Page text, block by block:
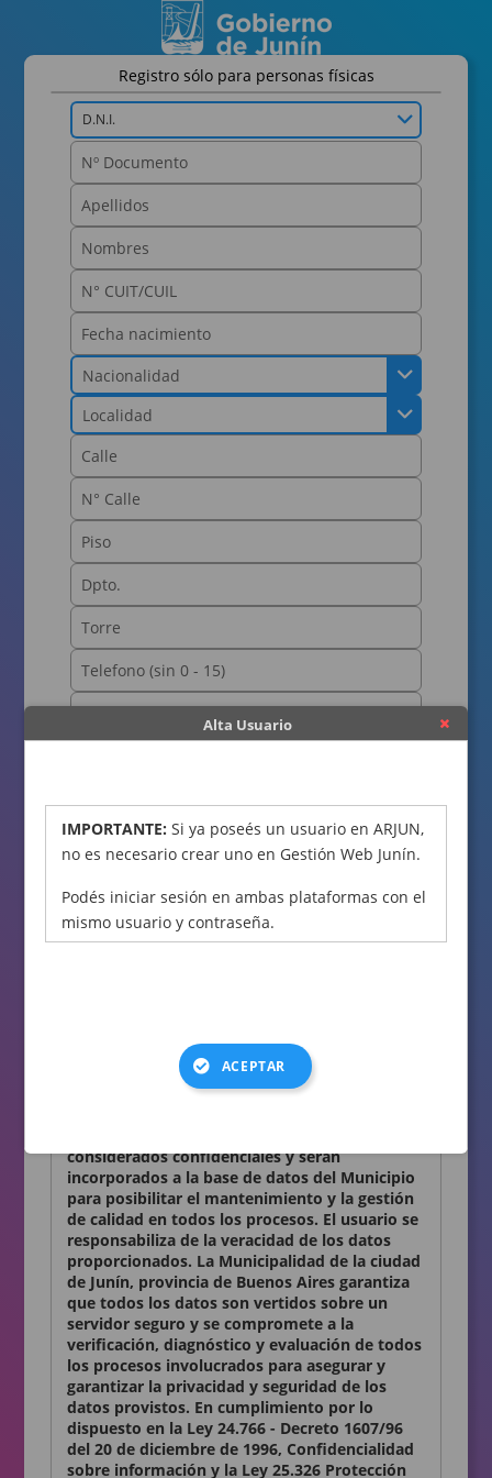
Registro sólo para personas físicas
D.N.I.
Términos y condiciones
Declaro conocer y aceptar lo establecido en la
considerados confidenciales y serán
incorporados a la base de datos del Municipio
para posibilitar el mantenimiento y la gestión
de calidad en todos los procesos. El usuario se
responsabiliza de la veracidad de los datos
proporcionados. La Municipalidad de la ciudad
de Junín, provincia de Buenos Aires garantiza
que todos los datos son vertidos sobre un
servidor seguro y se compromete a la
verificación, diagnóstico y evaluación de todos
los procesos involucrados para asegurar y
garantizar la privacidad y seguridad de los
datos provistos. En cumplimiento por lo
dispuesto en la Ley 24.766 - Decreto 1607/96
del 20 de diciembre de 1996, Confidencialidad
sobre información y la Ley 25.326 Protección
Alta Usuario
IMPORTANTE:Si ya poseés un usuario en ARJUN,
no es necesario crear uno en Gestión Web Junín.
Podés iniciar sesión en ambas plataformas con el
mismo usuario y contraseña.
ACEPTAR